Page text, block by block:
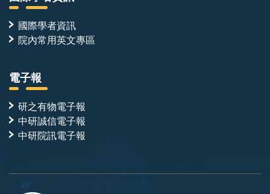
國際學者資訊
院內常用英文專區
電子報
研之有物電子報
中研誠信電子報
中研院訊電子報